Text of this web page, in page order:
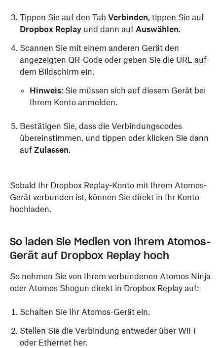
Tippen Sie auf den Tab Verbinden, tippen Sie auf
Dropbox Replay und dann auf Auswählen.
Scannen Sie mit einem anderen Gerät den
angezeigten QR-Code oder geben Sie die URL auf
dem Bildschirm ein.
Hinweis: Sie müssen sich auf diesem Gerät bei
Ihrem Konto anmelden.
Bestätigen Sie, dass die Verbindungscodes
übereinstimmen, und tippen oder klicken Sie dann
auf Zulassen.
Sobald Ihr Dropbox Replay-Konto mit Ihrem Atomos-
Gerät verbunden ist, können Sie direkt in Ihr Konto
hochladen.
So laden Sie Medien von Ihrem Atomos-
Gerät auf Dropbox Replay hoch
So nehmen Sie von Ihrem verbundenen Atomos Ninja
oder Atomos Shogun direkt in Dropbox Replay auf:
Schalten Sie Ihr Atomos-Gerät ein.
Stellen Sie die Verbindung entweder über WiFi
oder Ethernet her.